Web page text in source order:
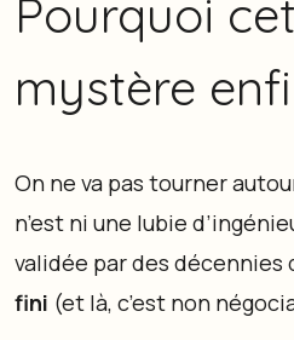
Pourquoi
mystère
On ne va pas tourner
n’est ni une lubie
validée par des décennies
fini (et là, c’est non